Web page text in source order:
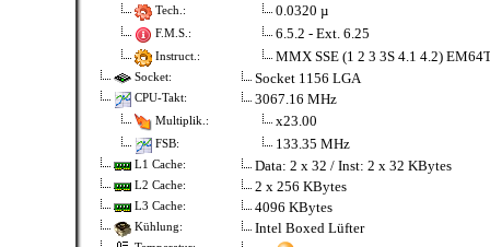
Tech.: 0.0320 µ
F.M.S.: 6.5.2 - Ext. 6.25
Instruct.: MMX SSE (1 2 3 3S 4.1 4.2)
Socket: Socket 1156 LGA
CPU-Takt: 3067.16 MHz
Multiplik.: x23.00
FSB: 133.35 MHz
L1 Cache: Data: 2 x 32 / Inst: 2 x 32 KBytes
L2 Cache: 2 x 256 KBytes
L3 Cache: 4096 KBytes
Kühlung: Intel Boxed Lüfter